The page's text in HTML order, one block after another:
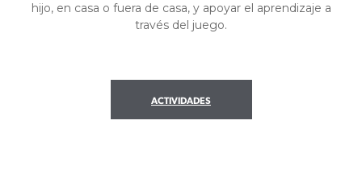
hijo, en casa o fuera de casa, y apoyar el aprendizaje a
través del juego.
ACTIVIDADES